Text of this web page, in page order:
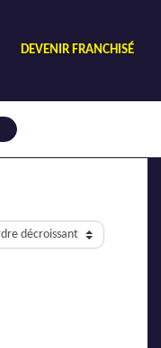
DEVENIR FRANCHISÉ